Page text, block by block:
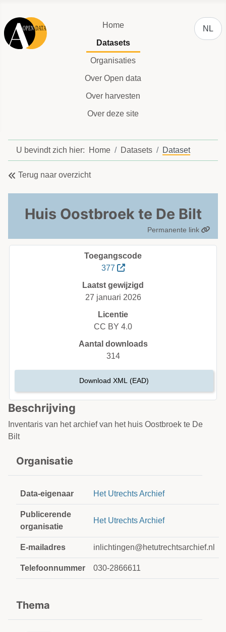
Home
Datasets
Organisaties
Over Open data
Over harvesten
Over deze site
NL
U bevindt zich hier: Home Datasets Dataset
Terug naar overzicht
Huis Oostbroek te De Bilt
Permanente link
Beschrijving
Inventaris van het archief van het huis Oostbroek te De
Bilt
Organisatie
Data-eigenaar Het Utrechts Archief
Publicerende
organisatie
Het Utrechts Archief
E-mailadres inlichtingen@hetutrechtsarchief.nl
Telefoonnummer 030-2866611
Thema
Toegangscode
377
Laatst gewijzigd
27 januari 2026
Licentie
CC BY 4.0
Aantal downloads
314
Download XML (EAD)